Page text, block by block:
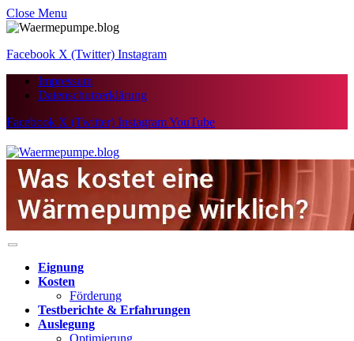
Close Menu
Facebook X (Twitter) Instagram
Impressum
Datenschutzerklärung
Facebook X (Twitter) InstagramYouTube
Eignung
Kosten
Förderung
Testberichte & Erfahrungen
Auslegung
Optimierung